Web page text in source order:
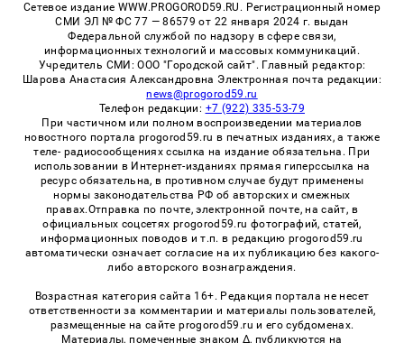
Сетевое издание WWW.PROGOROD59.RU. Регистрационный номер
СМИ ЭЛ № ФС 77 — 86579 от 22 января 2024 г. выдан
Федеральной службой по надзору в сфере связи,
информационных технологий и массовых коммуникаций.
Учредитель СМИ: ООО "Городской сайт". Главный редактор:
Шарова Анастасия Александровна Электронная почта редакции:
news@progorod59.ru
Телефон редакции: +7 (922) 335-53-79
При частичном или полном воспроизведении материалов
новостного портала progorod59.ru в печатных изданиях, а также
теле- радиосообщениях ссылка на издание обязательна. При
использовании в Интернет-изданиях прямая гиперссылка на
ресурс обязательна, в противном случае будут применены
нормы законодательства РФ об авторских и смежных
правах.Отправка по почте, электронной почте, на сайт, в
официальных соцсетях progorod59.ru фотографий, статей,
информационных поводов и т.п. в редакцию progorod59.ru
автоматически означает согласие на их публикацию без какого-
либо авторского вознаграждения.
Возрастная категория сайта 16+. Редакция портала не несет
ответственности за комментарии и материалы пользователей,
размещенные на сайте progorod59.ru и его субдоменах.
Материалы, помеченные знаком Δ, публикуются на